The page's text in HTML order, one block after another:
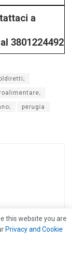
a
3801224492
perugia
this website you are
Privacy and Cookie